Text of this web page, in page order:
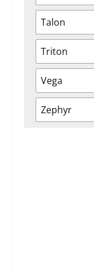
Talon
Triton
Vega
Zephyr